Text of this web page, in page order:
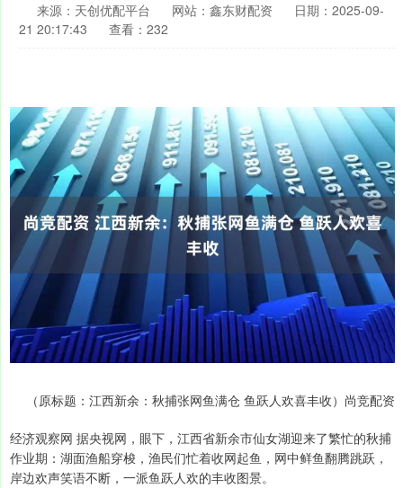
来源：天创优配平台 网站：鑫东财配资
日期：2025-09-
21 20:17:43
查看：232
（原标题：江西新余：秋捕张网鱼满仓 鱼跃人欢喜丰收）尚竞配资
经济观察网 据央视网，眼下，江西省新余市仙女湖迎来了繁忙的秋捕
作业期：湖面渔船穿梭，渔民们忙着收网起鱼，网中鲜鱼翻腾跳跃，
岸边欢声笑语不断，一派鱼跃人欢的丰收图景。